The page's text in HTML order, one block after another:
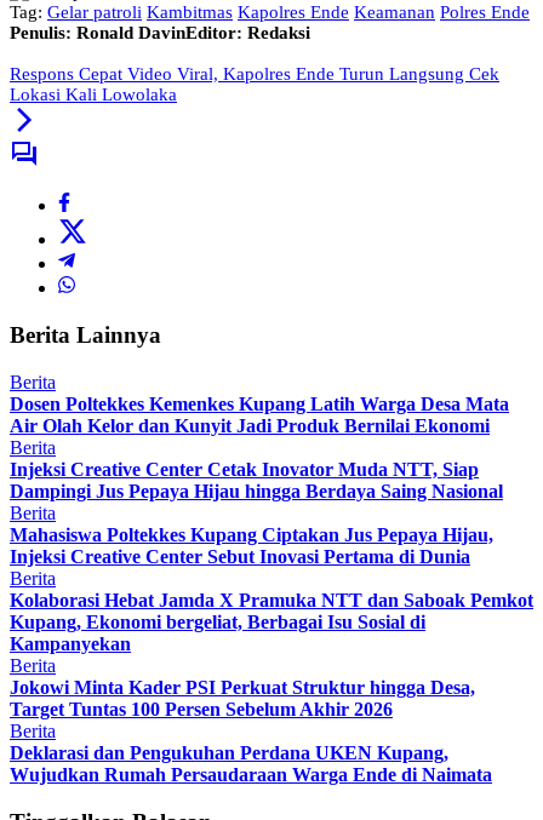
Tag: Gelar patroli Kambitmas Kapolres Ende Keamanan Polres Ende
Penulis: Ronald DavinEditor: Redaksi
Respons Cepat Video Viral, Kapolres Ende Turun Langsung Cek
Lokasi Kali Lowolaka
Berita Lainnya
Berita
Dosen Poltekkes Kemenkes Kupang Latih Warga Desa Mata
Air Olah Kelor dan Kunyit Jadi Produk Bernilai Ekonomi
Berita
Injeksi Creative Center Cetak Inovator Muda NTT, Siap
Dampingi Jus Pepaya Hijau hingga Berdaya Saing Nasional
Berita
Mahasiswa Poltekkes Kupang Ciptakan Jus Pepaya Hijau,
Injeksi Creative Center Sebut Inovasi Pertama di Dunia
Berita
Kolaborasi Hebat Jamda X Pramuka NTT dan Saboak Pemkot
Kupang, Ekonomi bergeliat, Berbagai Isu Sosial di
Kampanyekan
Berita
Jokowi Minta Kader PSI Perkuat Struktur hingga Desa,
Target Tuntas 100 Persen Sebelum Akhir 2026
Berita
Deklarasi dan Pengukuhan Perdana UKEN Kupang,
Wujudkan Rumah Persaudaraan Warga Ende di Naimata